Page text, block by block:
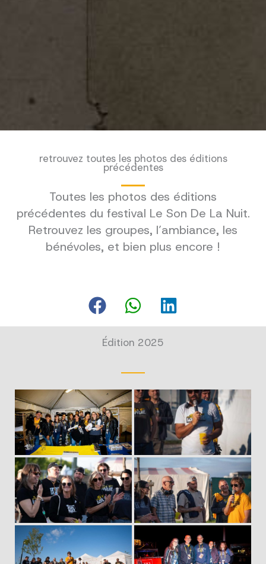
retrouvez toutes les photos des éditions
précédentes
Toutes les photos des éditions
précédentes du festival Le Son De La Nuit.
Retrouvez les groupes, l’ambiance, les
bénévoles, et bien plus encore !
Édition 2025